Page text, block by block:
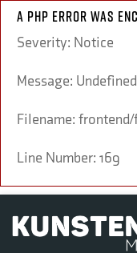
A PHP Error was
Severity: Notice
Message:
Filename:
Line Number: 169